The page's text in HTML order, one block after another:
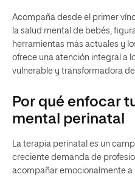
Acompaña desde el primer
la salud mental de bebés,
herramientas más actuales y
ofrece una atención integral a
vulnerable y transformadora
Por qué enfocar
mental perinatal
La terapia perinatal es un
creciente demanda de
acompañar emocionalmente